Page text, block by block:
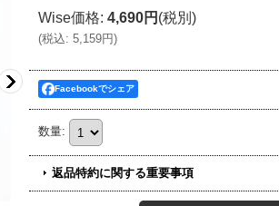
Wise価格: 4,690円 (税別)
(税込: 5,159円)
Facebookでシェア
数量:
返品特約に関する重要事項